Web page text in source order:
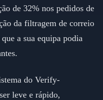
de 32% nos pedidos de
da filtragem de correio
a sua equipa podia
do Verify-
leve e rápido,